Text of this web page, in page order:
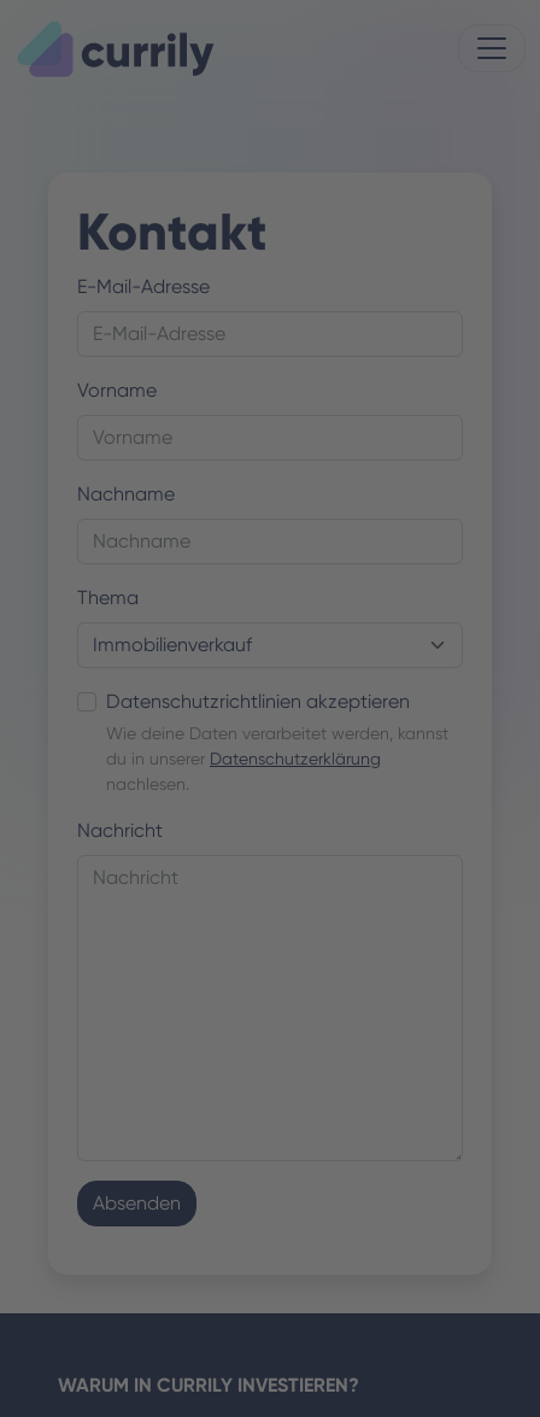
Kontakt
E-Mail-Adresse
Vorname
Nachname
Thema
Datenschutzrichtlinien akzeptieren
Wie deine Daten verarbeitet werden, kannst
du in unserer Datenschutzerklärung
nachlesen.
Nachricht
Absenden
WARUM IN CURRILY INVESTIEREN?